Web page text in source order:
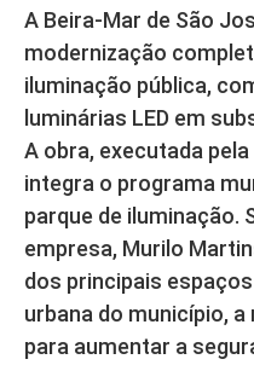
A Beira-Mar de São
modernização
iluminação pública,
luminárias LED em
A obra, executada
integra o programa
parque de iluminação.
empresa, Murilo
dos principais
urbana do município,
para aumentar a